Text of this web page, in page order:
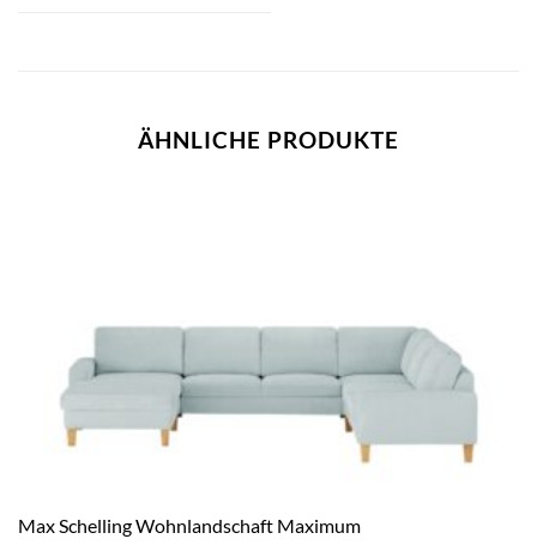
ÄHNLICHE PRODUKTE
Max Schelling Wohnlandschaft Maximum